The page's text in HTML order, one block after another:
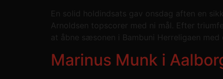
En solid holdindsats gav onsdag aften en
Arnoldsen topscorer med ni mål. Efter
at åbne sæsonen i Bambuni Herreligaen
Marinus Munk i